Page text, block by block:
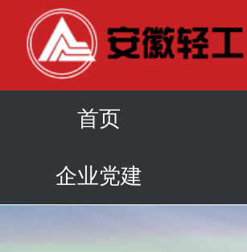
首页
企业党建